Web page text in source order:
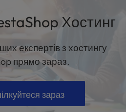
Хостинг
експертів з хостингу
прямо зараз.
зараз